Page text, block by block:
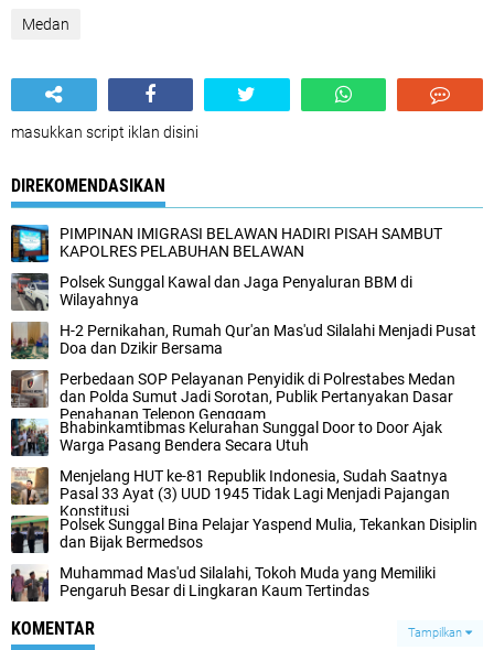
Medan
masukkan script iklan disini
DIREKOMENDASIKAN
PIMPINAN IMIGRASI BELAWAN HADIRI PISAH SAMBUT
KAPOLRES PELABUHAN BELAWAN
Polsek Sunggal Kawal dan Jaga Penyaluran BBM di
Wilayahnya
H-2 Pernikahan, Rumah Qur'an Mas'ud Silalahi Menjadi Pusat
Doa dan Dzikir Bersama
Perbedaan SOP Pelayanan Penyidik di Polrestabes Medan
dan Polda Sumut Jadi Sorotan, Publik Pertanyakan Dasar
Penahanan Telepon Genggam
‎Bhabinkamtibmas Kelurahan Sunggal Door to Door Ajak
Warga Pasang Bendera Secara Utuh
Menjelang HUT ke-81 Republik Indonesia, Sudah Saatnya
Pasal 33 Ayat (3) UUD 1945 Tidak Lagi Menjadi Pajangan
Konstitusi
Polsek Sunggal Bina Pelajar Yaspend Mulia, Tekankan Disiplin
dan Bijak Bermedsos
Muhammad Mas'ud Silalahi, Tokoh Muda yang Memiliki
Pengaruh Besar di Lingkaran Kaum Tertindas
KOMENTAR Tampilkan